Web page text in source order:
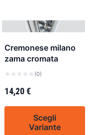
Cremonese milano
zama cromata
(0)
14,20 €
Scegli
Variante